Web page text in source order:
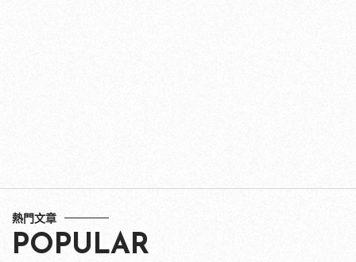
熱門文章
POPULAR